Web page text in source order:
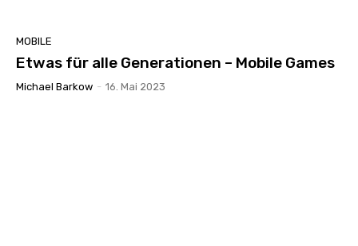
MOBILE
Etwas für alle Generationen – Mobile Games
Michael Barkow - 16. Mai 2023